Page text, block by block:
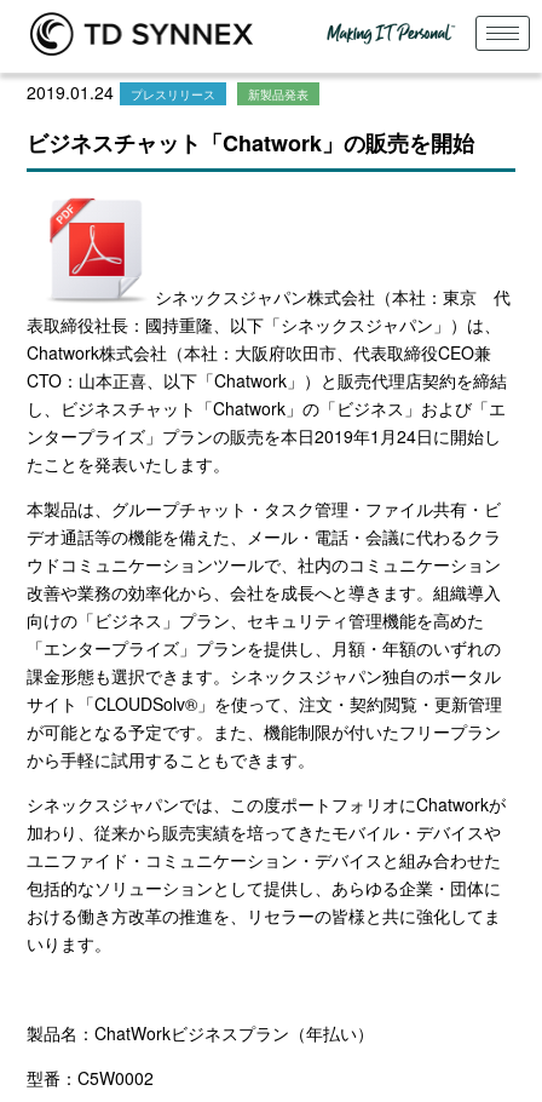
2019.01.24 プレスリリース 新製品発表
ビジネスチャット「Chatwork」の販売を開始
シネックスジャパン株式会社（本社：東京 代
表取締役社長：國持重隆、以下「シネックスジャパン」）は、
Chatwork株式会社（本社：大阪府吹田市、代表取締役CEO兼
CTO ：山本正喜、以下「Chatwork 」）と販売代理店契約を締結
し、ビジネスチャット「Chatwork 」の「ビジネス」および「エ
ンタープライズ」プランの販売を本日2019年1 月24日に開始し
たことを発表いたします。
本製品は、グループチャット・タスク管理・ファイル共有・ビ
デオ通話等の機能を備えた、メール・電話・会議に代わるクラ
ウドコミュニケーションツールで、社内のコミュニケーション
改善や業務の効率化から、会社を成長へと導きます。組織導入
向けの「ビジネス」プラン、セキュリティ管理機能を高めた
「エンタープライズ」プランを提供し、月額・年額のいずれの
課金形態も選択できます。シネックスジャパン独自のポータル
サイト「CLOUDSolv® 」を使って、注文・契約閲覧・更新管理
が可能となる予定です。また、機能制限が付いたフリープラン
から手軽に試用することもできます。
シネックスジャパンでは、この度ポートフォリオにChatworkが
加わり、従来から販売実績を培ってきたモバイル・デバイスや
ユニファイド・コミュニケーション・デバイスと組み合わせた
包括的なソリューションとして提供し、あらゆる企業・団体に
おける働き方改革の推進を、リセラーの皆様と共に強化してま
いります。
製品名：ChatWorkビジネスプラン（年払い）
型番：C5W0002